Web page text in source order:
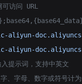
访问 URL
提示词，支持中英文
字母、数字或符号计为